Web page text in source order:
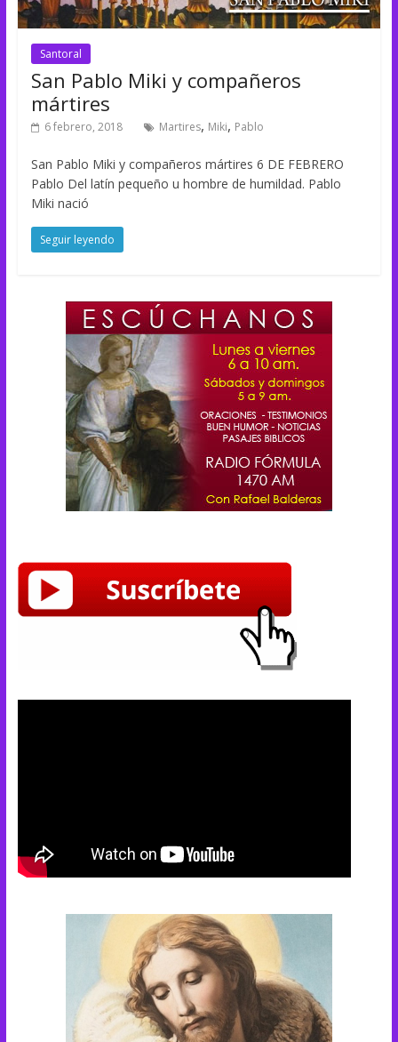
Santoral
San Pablo Miki y compañeros
mártires
6 febrero, 2018 Martires, Miki, Pablo
San Pablo Miki y compañeros mártires 6 DE FEBRERO
Pablo Del latín pequeño u hombre de humildad. Pablo
Miki nació
Seguir leyendo